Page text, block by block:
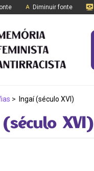
Diminuir fonte
> Ingaí (século XVI)
XVI)